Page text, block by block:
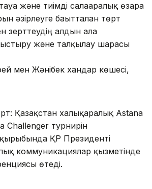
және тиімді салааралық өзара
әзірлеуге бағытталған төрт
зерттеудің алдын ала
және талқылау шарасы
мен Жәнібек хандар көшесі,
Қазақстан халықаралық Astana
Challenger турнирін
ҚР Президенті
коммуникациялар қызметінде
өтеді.